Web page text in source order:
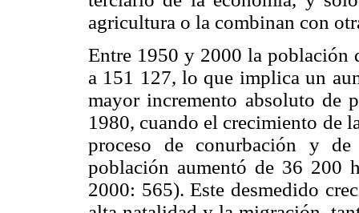
agricultura o la combinan con
Entre 1950 y 2000 la población
a 151 127, lo que implica un
mayor incremento absoluto de
1980, cuando el crecimiento de
proceso de conurbación y
población aumentó de 36 200
2000: 565). Este desmedido